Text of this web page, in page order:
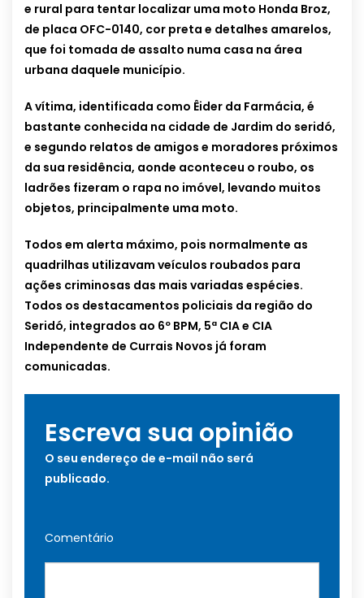
e rural para tentar localizar uma moto Honda Broz,
de placa OFC-0140, cor preta e detalhes amarelos,
que foi tomada de assalto numa casa na área
urbana daquele município.
A vítima, identificada como Êider da Farmácia, é
bastante conhecida na cidade de Jardim do seridó,
e segundo relatos de amigos e moradores próximos
da sua residência, aonde aconteceu o roubo, os
ladrões fizeram o rapa no imóvel, levando muitos
objetos, principalmente uma moto.
Todos em alerta máximo, pois normalmente as
quadrilhas utilizavam veículos roubados para
ações criminosas das mais variadas espécies.
Todos os destacamentos policiais da região do
Seridó, integrados ao 6º BPM, 5ª CIA e CIA
Independente de Currais Novos já foram
comunicadas.
Escreva sua opinião
O seu endereço de e-mail não será
publicado.
Comentário